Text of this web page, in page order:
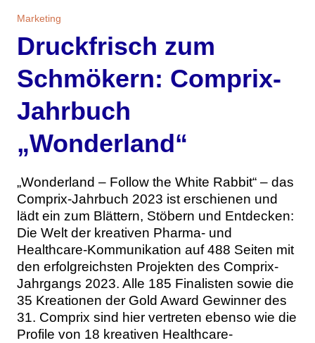
Marketing
Druckfrisch zum
Schmökern: Comprix-
Jahrbuch
„Wonderland“
„Wonderland – Follow the White Rabbit“ – das
Comprix-Jahrbuch 2023 ist erschienen und
lädt ein zum Blättern, Stöbern und Entdecken:
Die Welt der kreativen Pharma- und
Healthcare-Kommunikation auf 488 Seiten mit
den erfolgreichsten Projekten des Comprix-
Jahrgangs 2023. Alle 185 Finalisten sowie die
35 Kreationen der Gold Award Gewinner des
31. Comprix sind hier vertreten ebenso wie die
Profile von 18 kreativen Healthcare-